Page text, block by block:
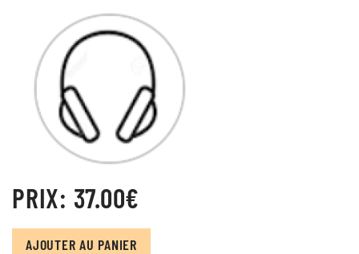
PRIX: 37.00‎€
AJOUTER AU PANIER